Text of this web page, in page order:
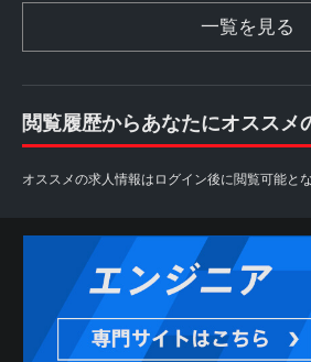
一覧を見る
閲覧履歴からあなたにオススメ
オススメの求人情報はログイン後に閲覧可能と